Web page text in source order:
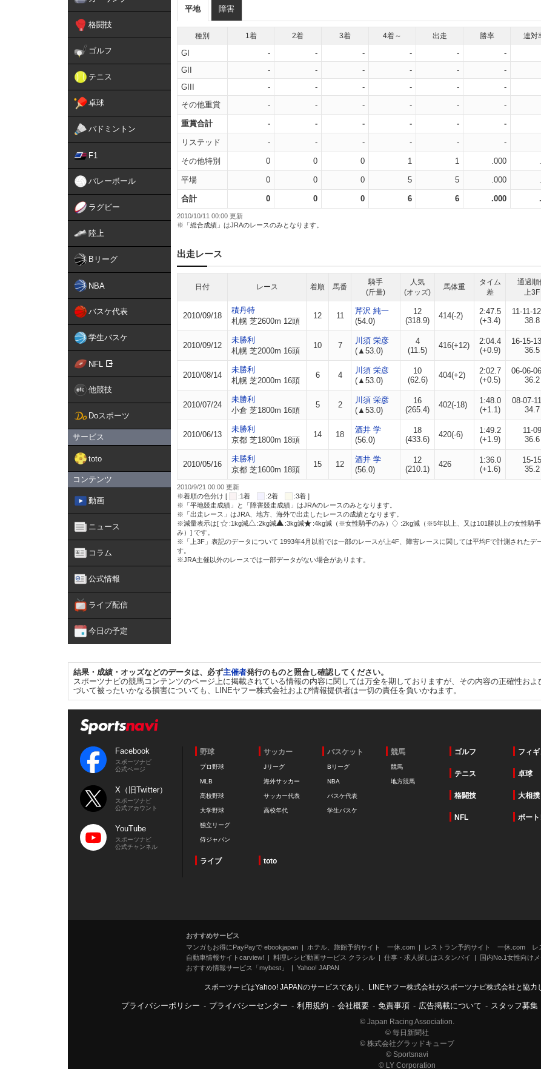
格闘技
ゴルフ
テニス
卓球
バドミントン
F1
バレーボール
ラグビー
陸上
Bリーグ
NBA
バスケ代表
学生バスケ
NFL
他競技
Doスポーツ
サービス
toto
コンテンツ
動画
ニュース
コラム
公式情報
ライブ配信
今日の予定
平地 障害
種別 1着 2着 3着 4着～ 出走 勝率 連対
GI - - - - - -
GII
- - - - - -
GIII
- - - - - -
その他重賞
- - - - - -
重賞合計 - - - - - -
リステッド - - - - - -
その他特別 0 0 0 1 1 .000
平場 0 0 0 5 5 .000
合計 0 0 0 6 6 .000
2010/10/11 00:00 更新
※「総合成績」はJRAのレースのみとなります。
出走レース
日付 レース 着順 馬番
騎手
(斤量)
人気
(オッズ)
馬体重
タイム
差
通過順
上3F
2010/09/18
積丹特
札幌 芝2600m 12頭
12 11
芹沢 純一
(54.0)
12
(318.9)
414(-2)
2:47.5
(+3.4)
11-11-
38.8
2010/09/12
未勝利
札幌 芝2000m 16頭
10 7
川須 栄彦
(▲53.0)
4
(11.5)
416(+12)
2:04.4
(+0.9)
16-15-
36.5
2010/08/14
未勝利
札幌 芝2000m 16頭
6 4
川須 栄彦
(▲53.0)
10
(62.6)
404(+2)
2:02.7
(+0.5)
06-06-
36.2
2010/07/24
未勝利
小倉 芝1800m 16頭
5 2
川須 栄彦
(▲53.0)
16
(265.4)
402(-18)
1:48.0
(+1.1)
08-07-
34.7
2010/06/13
未勝利
京都 芝1800m 18頭
14 18
酒井 学
(56.0)
18
(433.6)
420(-6)
1:49.2
(+1.9)
11-09
36.6
2010/05/16
未勝利
京都 芝1600m 18頭
15 12
酒井 学
(56.0)
12
(210.1)
426
1:36.0
(+1.6)
15-15
35.2
2010/9/21 00:00 更新
※着順の色分け [
:1着 :2着
:3着 ]
※「平地競走成績」と「障害競走成績」はJRAのレースのみとなります。
※「出走レース」はJRA、地方、海外で出走したレースの成績となります。
※減量表示は[
:1kg減 :2kg減 :3kg減 :4kg減（※女性騎手のみ）
:2kg減（※5年以上、又は101勝以上の女性騎
み）] です。
※「上3F」表記のデータについて 1993年4月以前では一部のレースが上4F、障害レースに関しては平均Fで計測されたデ
す。
※JRA主催以外のレースでは一部データがない場合があります。
結果・成績・オッズなどのデータは、必ず主催者発行のものと照合し確認してください。
スポーツナビの競馬コンテンツのページ上に掲載されている情報の内容に関しては万全を期しておりますが、その内容の正確性お
づいて被ったいかなる損害についても、LINEヤフー株式会社および情報提供者は一切の責任を負いかねます。
Facebook
スポーツナビ
公式ページ
X（旧Twitter）
スポーツナビ
公式アカウント
YouTube
スポーツナビ
公式チャンネル
野球
プロ野球
MLB
高校野球
大学野球
独立リーグ
侍ジャパン
サッカー
Jリーグ
海外サッカー
サッカー代表
高校年代
バスケット
Bリーグ
NBA
バスケ代表
学生バスケ
競馬
競馬
地方競馬
ゴルフ フィ
テニス 卓球
格闘技 大相撲
NFL ボー
ライブ toto
おすすめサービス
マンガもお得にPayPayで ebookjapan
ホテル、旅館予約サイト 一休.com
レストラン予約サイト 一休.com レ
自動車情報サイトcarview!
料理レシピ動画サービス クラシル 仕事・求人探しはスタンバイ
国内No.1女性向け
おすすめ情報サービス「mybest」
Yahoo! JAPAN
スポーツナビはYahoo! JAPANのサービスであり、LINEヤフー株式会社がスポーツナビ株式会社と協力
プライバシーポリシー - プライバシーセンター - 利用規約 - 会社概要 - 免責事項 - 広告掲載について - スタッフ募集
© Japan Racing Association.
© 毎日新聞社
© 株式会社グラッドキューブ
© Sportsnavi
© LY Corporation